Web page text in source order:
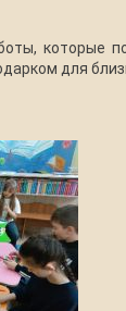
которые
для